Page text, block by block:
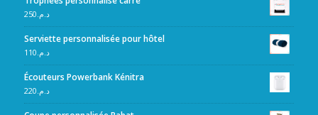
د.م. 250
Serviette personnalisée pour hôtel
د.م. 110
Écouteurs Powerbank Kénitra
د.م. 220